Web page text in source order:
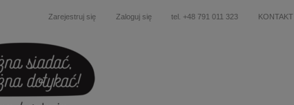
Zarejestruj się Zaloguj się tel. +48 791 011 323 KONTAKT